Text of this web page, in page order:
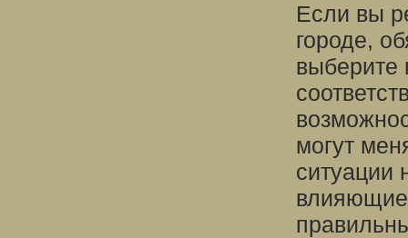
Если вы
городе,
выберите
могут
ситуации
влияющие